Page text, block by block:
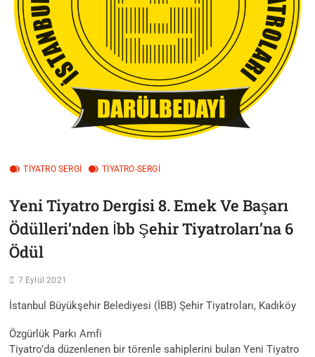
TIYATRO SERGI TİYATRO-SERGİ
Yeni Tiyatro Dergisi 8. Emek Ve Başarı
Ödülleri’nden İbb Şehir Tiyatroları’na 6
Ödül
7 Eylül 2021
İstanbul Büyükşehir Belediyesi (İBB) Şehir Tiyatroları, Kadıköy
Özgürlük Parkı Amfi
Tiyatro’da düzenlenen bir törenle sahiplerini bulan Yeni Tiyatro